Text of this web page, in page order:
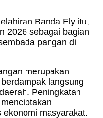
Banda Ely itu,
2026 sebagai bagian
pangan di
merupakan
langsung
Peningkatan
ekonomi masyarakat.